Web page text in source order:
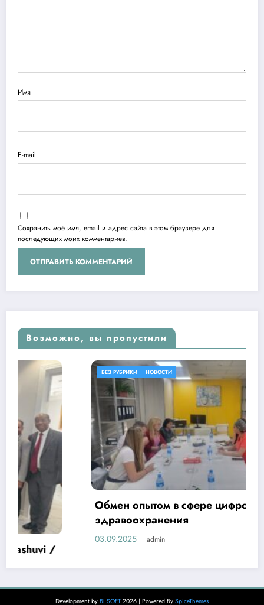
Имя
E-mail
Сохранить моё имя, email и адрес сайта в этом браузере для
последующих моих комментариев.
Возможно, вы пропустили
БЕЗ РУБРИКИ НОВОСТИ
Обмен опытом в сфере цифровизации
здравоохранения
admin
Development by BI SOFT 2026 | Powered By SpiceThemes